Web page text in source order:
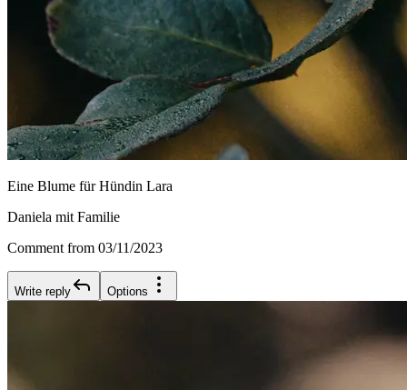
Eine Blume für Hündin Lara
Daniela mit Familie
Comment from 03/11/2023
Write reply Options